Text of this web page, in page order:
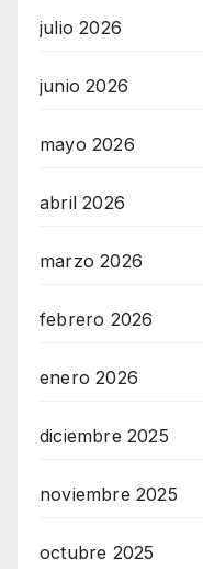
julio 2026
junio 2026
mayo 2026
abril 2026
marzo 2026
febrero 2026
enero 2026
diciembre 2025
noviembre 2025
octubre 2025